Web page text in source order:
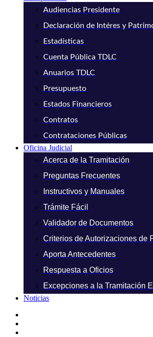
Audiencias Presidente
Declaración de Intéres y
Estadísticas
Cuenta Pública TDLC
Anuarios TDLC
Presupuesto
Estados Financieros
Contratos
Contrataciones Públicas
Oficina Judicial
Acerca de la Tramitación
Preguntas Frecuentes
Instructivos y Manuales
Trámite Fácil
Validador de Documentos
Criterios de Autorizaciones de
Aporta Antecedentes
Respuesta a Oficios
Excepciones a la Tramitación
Noticias